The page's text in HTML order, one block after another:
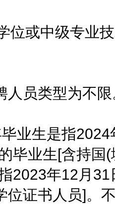
或中级专业技
员类型为不限
生是指2024
毕业生[含持国
2023年12月
位证书人员]。